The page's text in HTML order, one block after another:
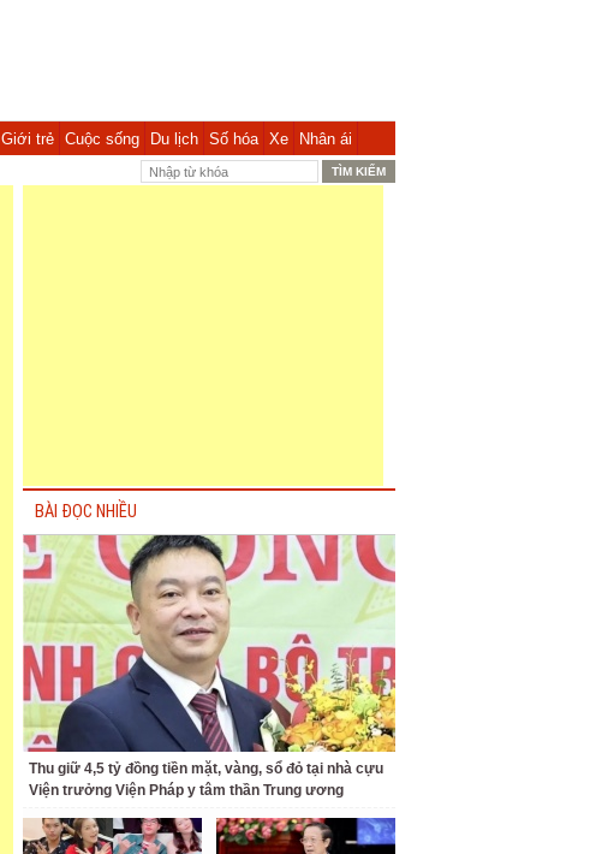
Giới trẻ Cuộc sống Du lịch Số hóa Xe Nhân ái
BÀI ĐỌC NHIỀU
Thu giữ 4,5 tỷ đồng tiền mặt, vàng, sổ đỏ tại nhà cựu
Viện trưởng Viện Pháp y tâm thần Trung ương